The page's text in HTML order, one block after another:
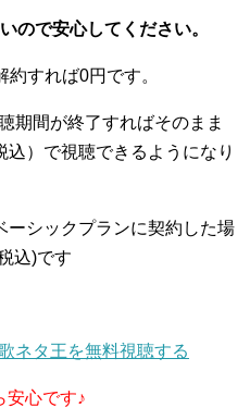
ので安心してください。
すれば0円です。
期間が終了すればそのまま
）で視聴できるようになり
ーシックプランに契約した場
込)です
ネタ王を無料視聴する
安心です♪